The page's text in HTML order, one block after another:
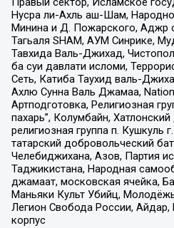
Нусра ли-Ахль аш-Шам,
Минина и Д. Пожарского, Аджр
Тагьаля SHAM, АУМ Синрике,
Тавхида Валь-Джихад,
ба суи давлати исломи,
Сеть, Катиба Таухид валь-
Ахлю Сунна Валь Джамаа,
Артподготовка, Религиозная
пахарь”, Колумбайн,
религиозная группа п. Кушкуль
татарский добровольческий
Челебиджихана, Азов, Партия
Таджикистана, Народная
джамаат, московская ячейка,
Маньяки Культ Убийц,
Легион Свобода России, Айдар,
корпус